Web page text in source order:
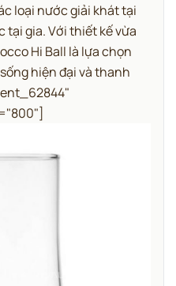
loại nước giải khát tại
tại gia. Với thiết kế vừa
Hi Ball là lựa chọn
hiện đại và thanh